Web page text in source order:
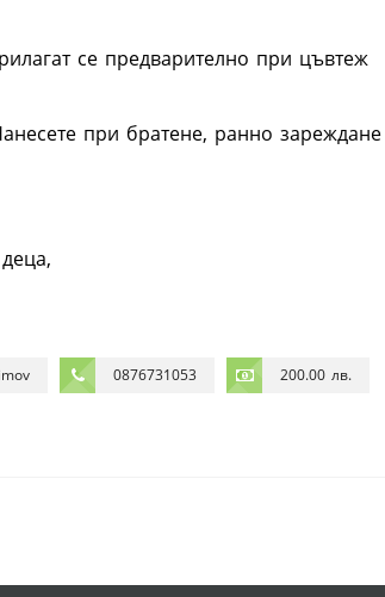
се предварително при цъвтеж
при братене, ранно
0876731053 200.00 лв.